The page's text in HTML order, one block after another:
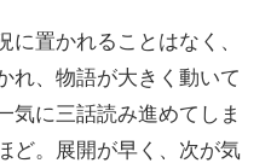
に置かれることはなく、
れ、物語が大きく動いて
気に三話読み進めてしま
ど。展開が早く、次が気